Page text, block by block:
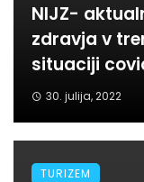
NIJZ-
zdravja v
situaciji
30. julija, 2022
TURIZEM